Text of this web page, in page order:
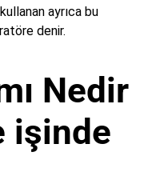
ayrıca bu
denir.
Nedir
işinde